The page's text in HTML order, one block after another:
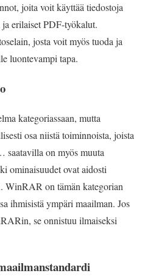
joita voit käyttää tiedostoja
ja erilaiset PDF-työkalut.
josta voit myös tuoda ja
luontevampi tapa.
kategoriassaan, mutta
osa niistä toiminnoista, joista
saatavilla on myös muuta
ominaisuudet ovat aidosti
on tämän kategorian
ihmisistä ympäri maailman. Jos
se onnistuu ilmaiseksi